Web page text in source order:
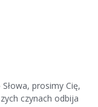
prosimy Cię,
czynach odbija